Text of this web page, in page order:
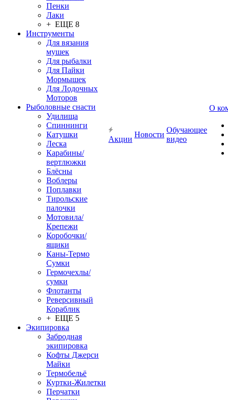
Пенки
Лаки
+ ЕЩЕ 8
Инструменты
Для вязания
мушек
Для рыбалки
Для Пайки
Мормышек
Для Лодочных
Моторов
Рыболовные снасти
Удилища
Спиннинги
Катушки
Леска
Карабины/
вертлюжки
Блёсны
Воблеры
Поплавки
Тирольские
палочки
Мотовила/
Крепежи
Коробочки/
ящики
Каны-Термо
Сумки
Гермочехлы/
сумки
Флотанты
Реверсивный
Кораблик
+ ЕЩЕ 5
Экипировка
Забродная
экипировка
Кофты Джерси
Майки
Термобельё
Куртки-Жилетки
Перчатки
Акции
Новости
Обучающее
видео
О